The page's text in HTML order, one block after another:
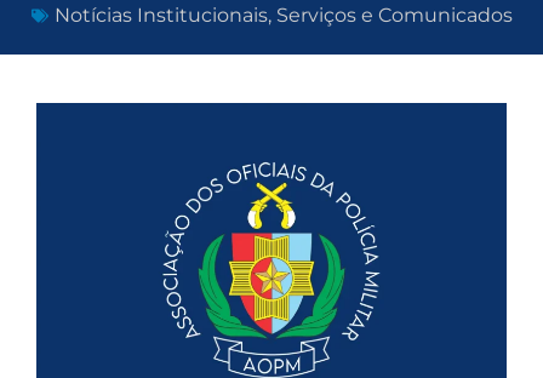
Notícias Institucionais, Serviços e Comunicados